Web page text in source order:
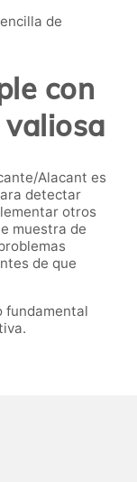
de
con
Alacant es
detectar
otros
muestra de
de que
fundamental